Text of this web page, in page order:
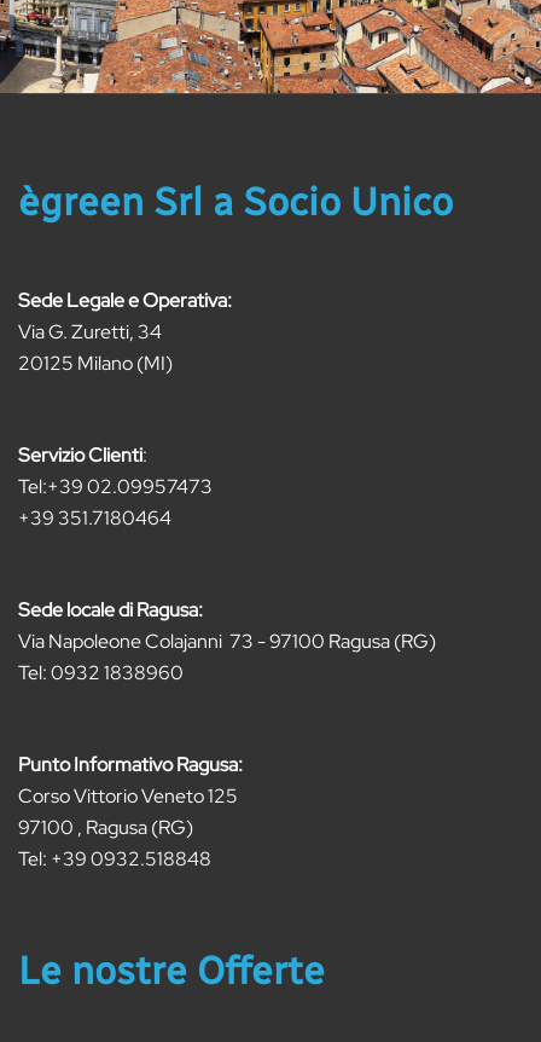
ègreen Srl a Socio Unico
Sede Legale e Operativa:
Via G. Zuretti, 34
20125 Milano (MI)
Servizio Clienti:
Tel:+39 02.09957473
+39 351.7180464
Sede locale di Ragusa:
Via Napoleone Colajanni 73 - 97100 Ragusa (RG)
Tel:0932 1838960
Punto Informativo Ragusa:
Corso Vittorio Veneto 125
97100 , Ragusa (RG)
Tel: +39 0932.518848
Le nostre Offerte